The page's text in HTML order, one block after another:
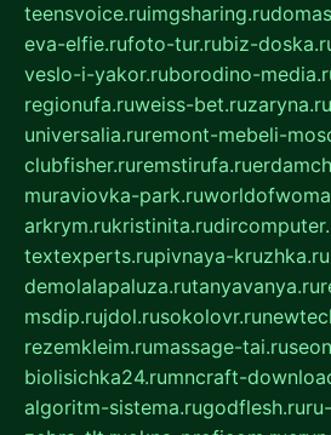
teensvoice.ruimgsharing.ru
eva-elfie.rufoto-tur.rubiz-
veslo-i-yakor.ruborodino-
regionufa.ruweiss-bet.ruzaryna.ru
universalia.ruremont-mebeli-
clubfisher.ruremstirufa.ru
muraviovka-park.ru
arkrym.rukristinita.ru
textexperts.rupivnaya-kruzhka.ru
demolalapaluza.rutanyavanya.ru
msdip.rujdol.rusokolovr.ru
rezemkleim.rumassage-tai.ru
biolisichka24.rumncraft-
algoritm-sistema.rugodflesh.ru